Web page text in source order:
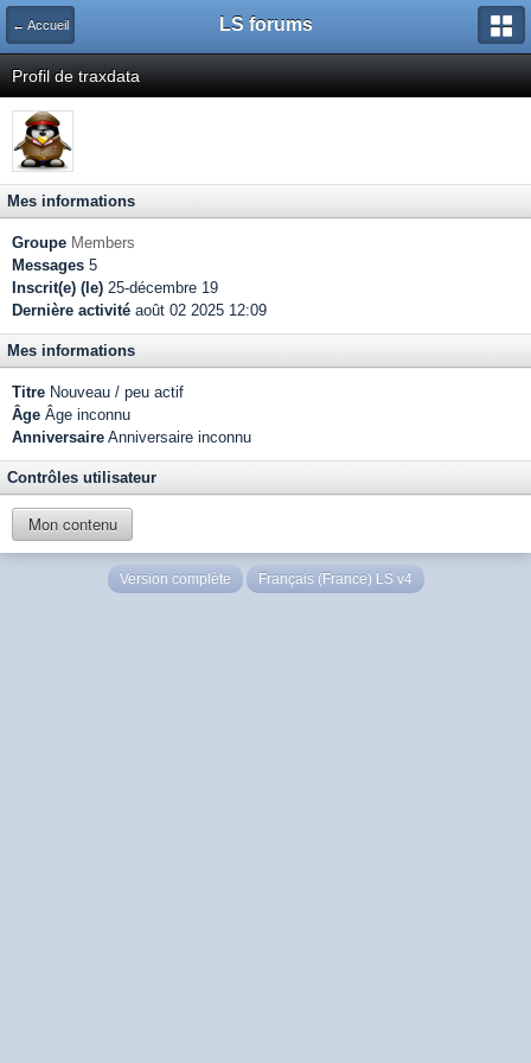
← Accueil LS forums
Profil de traxdata
Mes informations
Groupe Members
Messages 5
Inscrit(e) (le) 25-décembre 19
Dernière activité août 02 2025 12:09
Mes informations
Titre Nouveau / peu actif
Âge Âge inconnu
Anniversaire Anniversaire inconnu
Contrôles utilisateur
Mon contenu
Version complète Français (France) LS v4